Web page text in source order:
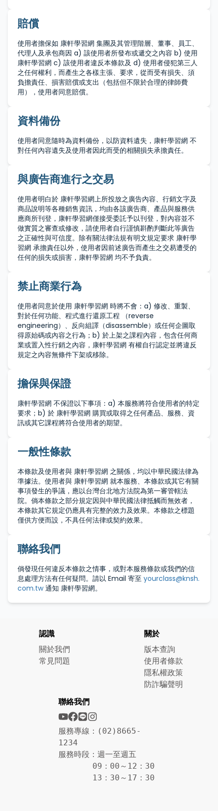
賠償
使用者擔保如 康軒學習網 集團及其管理階層、董事、員工、
代理人及承包商因 a) 該使用者所發布或遞交之內容 b) 使用
康軒學習網 c) 該使用者違反本條款及 d) 使用者侵犯第三人
之任何權利，而產生之各樣主張、要求，從而受有損失、須
負擔責任、損害賠償或支出（包括但不限於合理的律師費
用），使用者同意賠償。
資料備份
使用者同意隨時為資料備份，以防資料遺失，康軒學習網 不
對任何內容遺失及使用者因此而受的相關損失承擔責任。
與廣告商進行之交易
使用者明白於 康軒學習網上所投放之廣告內容、行銷文字及
商品說明等各種銷售資訊，均由各該廣告商、產品與服務供
應商所刊登，康軒學習網僅接受委託予以刊登，對內容並不
做實質之審查或修改，請使用者自行謹慎斟酌判斷此等廣告
之正確性與可信度。除有關法律法規有明文規定要求 康軒學
習網 承擔責任以外，使用者因前述廣告而產生之交易遭受的
任何的損失或損害，康軒學習網 均不予負責。
禁止商業行為
使用者同意於使用 康軒學習網 時將不會：a) 修改、重製、
對於任何功能、程式進行還原工程 （reverse
engineering）、反向組譯（disassemble）或任何企圖取
得原始碼或內容之行為；b) 於上架之課程內容，包含任何商
業或置入性行銷之內容，康軒學習網 有權自行認定並將違反
規定之內容無條件下架或移除。
擔保與保證
康軒學習網 不保證以下事項：a) 本服務將符合使用者的特定
要求；b) 於 康軒學習網 購買或取得之任何產品、服務、資
訊或其它課程將符合使用者的期望。
一般性條款
本條款及使用者與 康軒學習網 之關係，均以中華民國法律為
準據法。使用者與 康軒學習網 就本服務、本條款或其它有關
事項發生的爭議，應以台灣台北地方法院為第一審管轄法
院。倘本條款之部分規定因與中華民國法律抵觸而無效者，
本條款其它規定仍應具有完整的效力及效果。本條款之標題
僅供方便而設，不具任何法律或契約效果。
聯絡我們
倘發現任何違反本條款之情事，或對本服務條款或我們的信
息處理方法有任何疑問。請以 Email 寄至 yourclass@knsh.
com.tw通知 康軒學習網。
認識
關於我們
常見問題
關於
版本查詢
使用者條款
隱私權政策
防詐騙聲明
聯絡我們
服務專線：(02)8665-
1234
服務時段：週一至週五
09：00～12：30
13：30～17：30